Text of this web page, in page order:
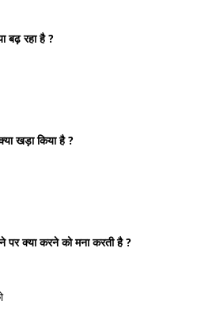
बढ़ रहा है ?
खड़ा किया है ?
क्या करने को मना करती है ?